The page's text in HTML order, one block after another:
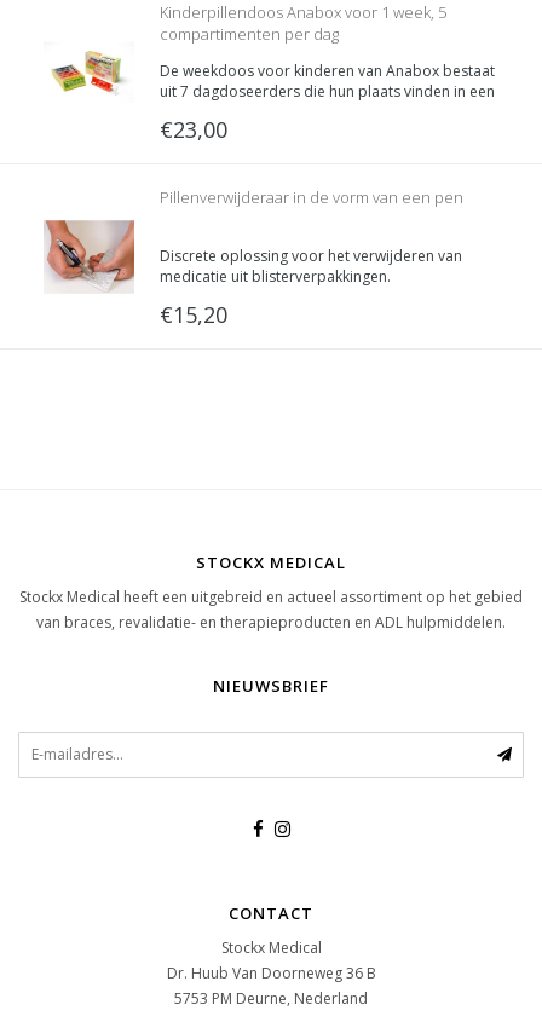
Kinderpillendoos Anabox voor 1 week, 5
compartimenten per dag
De weekdoos voor kinderen van Anabox bestaat
uit 7 dagdoseerders die hun plaats vinden in een
€23,00
Pillenverwijderaar in de vorm van een pen
Discrete oplossing voor het verwijderen van
medicatie uit blisterverpakkingen.
€15,20
STOCKX MEDICAL
Stockx Medical heeft een uitgebreid en actueel assortiment op het gebied
van braces, revalidatie- en therapieproducten en ADL hulpmiddelen.
NIEUWSBRIEF
CONTACT
Stockx Medical
Dr. Huub Van Doorneweg 36 B
5753 PM Deurne, Nederland